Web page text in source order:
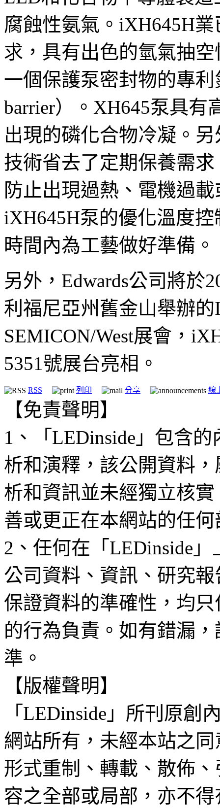
腐蝕性氨氣。iXH645H
求，具有出色的氫氣抽
一個保護泵密封物的專
barrier）。XH645泵具有
出現的磷化合物冷凝。
技術省去了定期保養需
防止出現過熱、電機過
iXH645H泵的優化溫度
時間內為工藝做好準備。
另外，Edwards公司將於
利福尼亞州舊金山舉辦的
SEMICON/West展會，
5351號展台亮相。
RSS 列印 分享 線
【免責聲明】
1、「LEDinside」包含
析和演釋，該公開資料
析和資訊並未經獨立核
善或更正在本網站的任
2、任何在「LEDinside
公司資料、資訊、研究
保證資料的準確性，均
的行為負責。如有錯漏
準。
【版權聲明】
「LEDinside」所刊原創
網站所有，未經本站之
形式重制、轉載、散佈
容之全部或局部，亦不